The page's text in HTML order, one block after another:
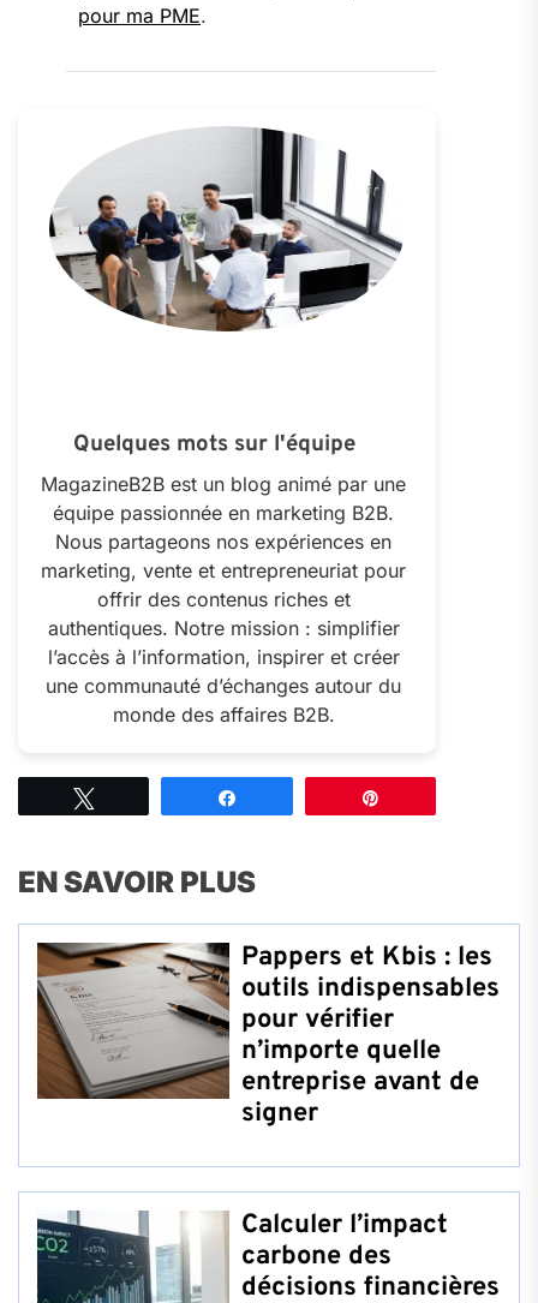
pour ma PME.
Quelques mots sur l'équipe
MagazineB2B est un blog animé par une
équipe passionnée en marketing B2B.
Nous partageons nos expériences en
marketing, vente et entrepreneuriat pour
offrir des contenus riches et
authentiques. Notre mission : simplifier
l’accès à l’information, inspirer et créer
une communauté d’échanges autour du
monde des affaires B2B.
EN SAVOIR PLUS
Pappers et Kbis : les
outils indispensables
pour vérifier
n’importe quelle
entreprise avant de
signer
Calculer l’impact
carbone des
décisions financières